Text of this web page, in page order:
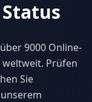
9000 Online-
weltweit. Prüfen
Sie